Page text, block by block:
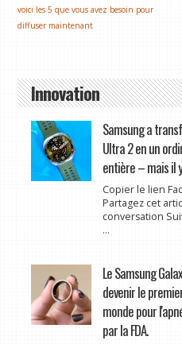
voici les 5 que vous avez besoin pour
diffuser maintenant
Innovation
Samsung a
Ultra 2 en un
entière – mais il
Copier le lien
Partagez cet
conversation
...
Le Samsung
devenir le
monde pour
par la FDA.